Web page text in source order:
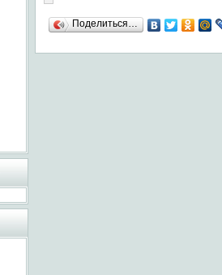
Поделиться…